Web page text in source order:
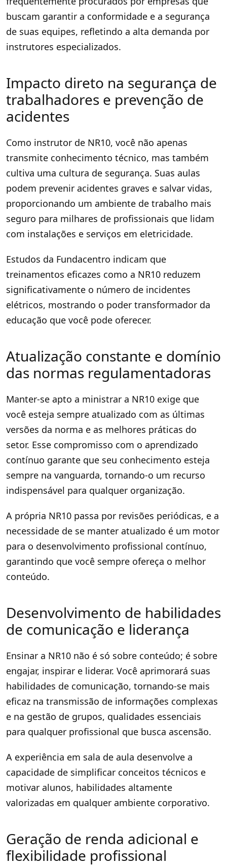
buscam garantir a conformidade e a segurança
de suas equipes, refletindo a alta demanda por
instrutores especializados.
Impacto direto na segurança de
trabalhadores e prevenção de
acidentes
Como instrutor de NR10, você não apenas
transmite conhecimento técnico, mas também
cultiva uma cultura de segurança. Suas aulas
podem prevenir acidentes graves e salvar vidas,
proporcionando um ambiente de trabalho mais
seguro para milhares de profissionais que lidam
com instalações e serviços em eletricidade.
Estudos da Fundacentro indicam que
treinamentos eficazes como a NR10 reduzem
significativamente o número de incidentes
elétricos, mostrando o poder transformador da
educação que você pode oferecer.
Atualização constante e domínio
das normas regulamentadoras
Manter-se apto a ministrar a NR10 exige que
você esteja sempre atualizado com as últimas
versões da norma e as melhores práticas do
setor. Esse compromisso com o aprendizado
contínuo garante que seu conhecimento esteja
sempre na vanguarda, tornando-o um recurso
indispensável para qualquer organização.
A própria NR10 passa por revisões periódicas, e a
necessidade de se manter atualizado é um motor
para o desenvolvimento profissional contínuo,
garantindo que você sempre ofereça o melhor
conteúdo.
Desenvolvimento de habilidades
de comunicação e liderança
Ensinar a NR10 não é só sobre conteúdo; é sobre
engajar, inspirar e liderar. Você aprimorará suas
habilidades de comunicação, tornando-se mais
eficaz na transmissão de informações complexas
e na gestão de grupos, qualidades essenciais
para qualquer profissional que busca ascensão.
A experiência em sala de aula desenvolve a
capacidade de simplificar conceitos técnicos e
motivar alunos, habilidades altamente
valorizadas em qualquer ambiente corporativo.
Geração de renda adicional e
flexibilidade profissional